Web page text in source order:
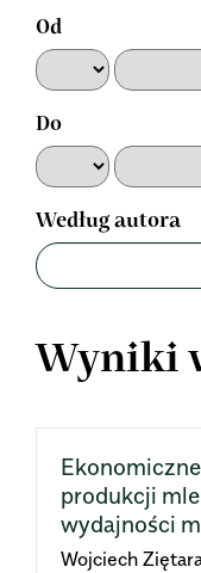
Od
Do
Według autora
Wyniki
produkcji
wydajności
Wojciech